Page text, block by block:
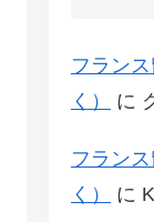
フラン
く）
に
フラン
く）
に